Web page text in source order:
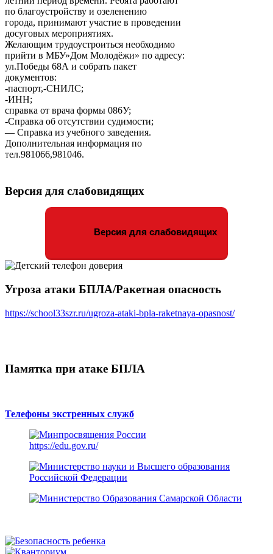
по благоустройству и озеленению
города, принимают участие в проведении
досуговых мероприятиях.
Желающим трудоустроиться необходимо
прийти в МБУ»Дом Молодёжи» по адресу:
ул.Победы 68А и собрать пакет
документов:
-паспорт,-СНИЛС;
-ИНН;
справка от врача формы 086У;
-Справка об отсутствии судимости;
— Справка из учебного заведения.
Дополнительная информация по
тел.981066,981046.
Версия для слабовидящих
Версия для слабовидящих
Угроза атаки БПЛА/Ракетная опасность
https://school33szr.ru/ugroza-ataki-bpla-raketnaya-opasnost/
Памятка при атаке БПЛА
Телефоны экстренных служб
https://edu.gov.ru/